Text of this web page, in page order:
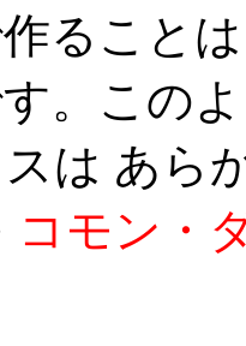
ること
。この
は あら
コモン・